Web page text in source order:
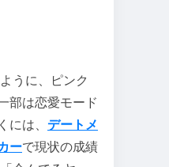
うに、ピンク
部は恋愛モード
は、 デートメ
ーで現状の成績